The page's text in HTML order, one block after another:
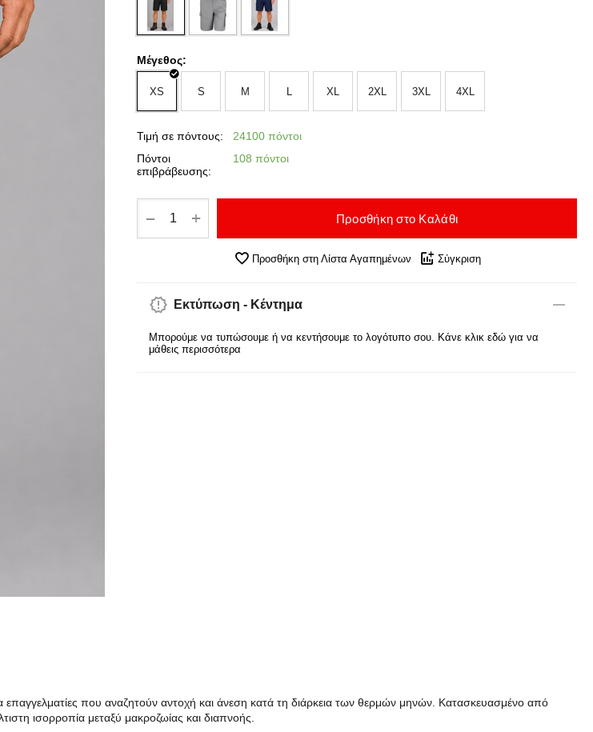
Μέγεθος:
XS S M L XL 2XL 3XL 4XL
Τιμή σε πόντους:
24100 πόντοι
Πόντοι
επιβράβευσης:
108 πόντοι
+
− Προσθήκη στο Καλάθι
Προσθήκη στη Λίστα Αγαπημένων Σύγκριση
Εκτύπωση - Κέντημα
Μπορούμε να τυπώσουμε ή να κεντήσουμε το λογότυπο σου. Κάνε κλικ εδώ για να
μάθεις περισσότερα
επαγγελματίες που αναζητούν αντοχή και άνεση κατά τη διάρκεια των θερμών μηνών. Κατασκευασμένο από
ισορροπία μεταξύ μακροζωίας και διαπνοής.